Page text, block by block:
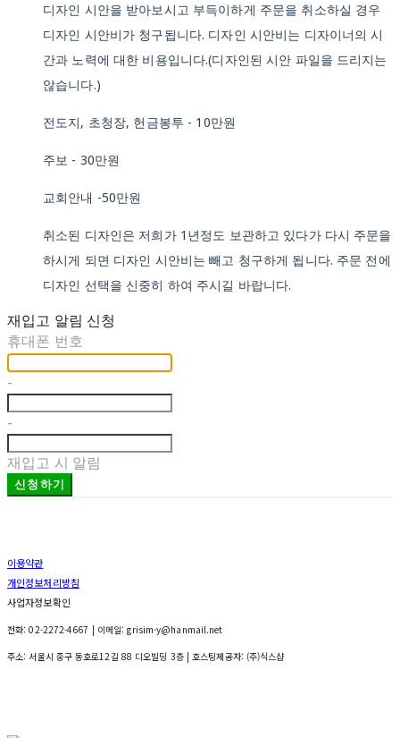
디자인 시안을 받아보시고 부득이하게 주문을 취소하실 경우
디자인 시안비가 청구됩니다. 디자인 시안비는 디자이너의 시
간과 노력에 대한 비용입니다.(디자인된 시안 파일을 드리지는
않습니다.)
전도지, 초청장, 헌금봉투 - 10만원
주보 - 30만원
교회안내 -50만원
취소된 디자인은 저희가 1년정도 보관하고 있다가 다시 주문을
하시게 되면 디자인 시안비는 빼고 청구하게 됩니다. 주문 전에
디자인 선택을 신중히 하여 주시길 바랍니다.
재입고 알림 신청
휴대폰 번호
-
-
재입고 시 알림
신청하기
이용약관
개인정보처리방침
사업자정보확인
전화: 02-2272-4667 | 이메일: grisim-y@hanmail.net
주소: 서울시 중구 동호로12길 88 디오빌딩 3층| 호스팅제공자: (주)식스샵